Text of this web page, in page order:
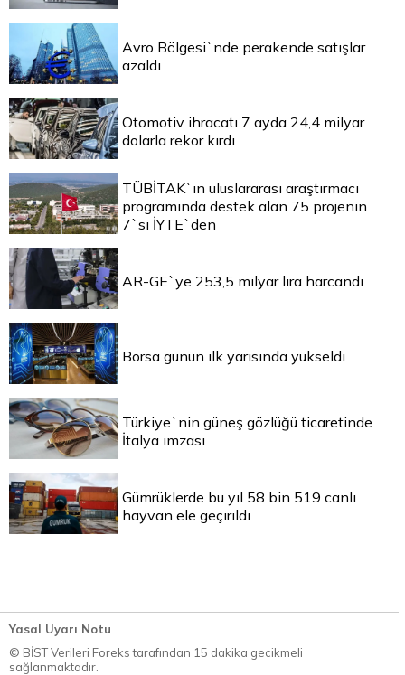
Avro Bölgesi`nde perakende satışlar
azaldı
Otomotiv ihracatı 7 ayda 24,4 milyar
dolarla rekor kırdı
TÜBİTAK`ın uluslararası araştırmacı
programında destek alan 75 projenin
7`si İYTE`den
AR-GE`ye 253,5 milyar lira harcandı
Borsa günün ilk yarısında yükseldi
Türkiye`nin güneş gözlüğü ticaretinde
İtalya imzası
Gümrüklerde bu yıl 58 bin 519 canlı
hayvan ele geçirildi
Yasal Uyarı Notu
© BİST Verileri Foreks tarafından 15 dakika gecikmeli
sağlanmaktadır.